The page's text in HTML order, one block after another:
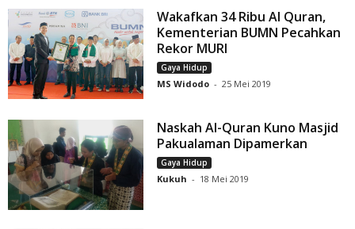
Wakafkan 34 Ribu Al Quran,
Kementerian BUMN Pecahkan
Rekor MURI
Gaya Hidup
MS Widodo - 25 Mei 2019
Naskah Al-Quran Kuno Masjid
Pakualaman Dipamerkan
Gaya Hidup
Kukuh - 18 Mei 2019